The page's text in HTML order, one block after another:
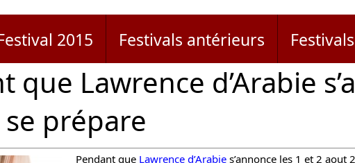
2015 Festivals antérieurs
que Lawrence d’Arabie
se prépare
Pendant que Lawrence d’Arabie s’annonce les 1 et 2 aout